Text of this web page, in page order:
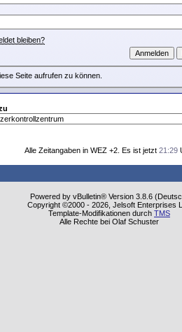
bleiben?
Seite aufrufen zu können.
Alle Zeitangaben in WEZ +2. Es ist jetzt 21:29
Powered by vBulletin® Version 3.8.6
Copyright ©2000 - 2026, Jelsoft Enterprises
Template-Modifikationen durch TMS
Alle Rechte bei Olaf Schuster